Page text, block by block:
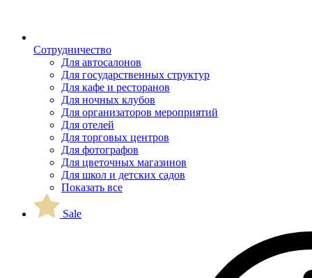
Сотрудничество
Для автосалонов
Для государственных структур
Для кафе и ресторанов
Для ночных клубов
Для организаторов мероприятий
Для отелей
Для торговых центров
Для фотографов
Для цветочных магазинов
Для школ и детских садов
Показать все
Sale